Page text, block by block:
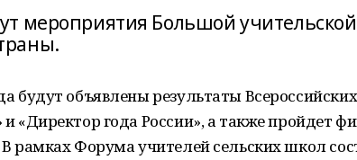
мероприятия Большой
будут объявлены результаты
и «Директор года России», а также пройдет
В рамках Форума учителей сельских школ